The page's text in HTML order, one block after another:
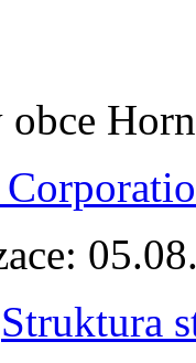
Struktura